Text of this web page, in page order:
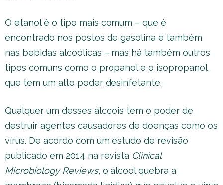
O etanol é o tipo mais comum – que é
encontrado nos postos de gasolina e também
nas bebidas alcoólicas – mas há também outros
tipos comuns como o propanol e o isopropanol,
que tem um alto poder desinfetante.
Qualquer um desses álcoois tem o poder de
destruir agentes causadores de doenças como os
vírus. De acordo com um estudo de revisão
publicado em 2014 na revista Clinical
Microbiology Reviews, o álcool quebra a